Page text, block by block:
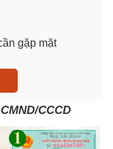
gặp mặt
CCCD